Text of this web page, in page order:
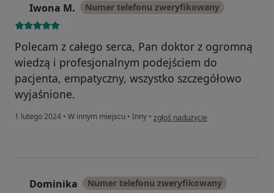
Iwona M. Numer telefonu zweryfikowany
Polecam z całego serca, Pan doktor z ogromną
wiedzą i profesjonalnym podejściem do
pacjenta, empatyczny, wszystko szczegółowo
wyjaśnione.
1 lutego 2024 • W innym miejscu • Inny • w opinii użytkownika Iwona M.
zgłoś nadużycie
Dominika Numer telefonu zweryfikowany